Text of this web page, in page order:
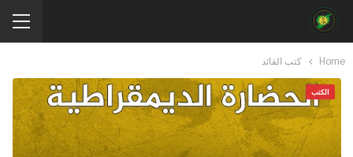
Home كتب القائد
الكتب